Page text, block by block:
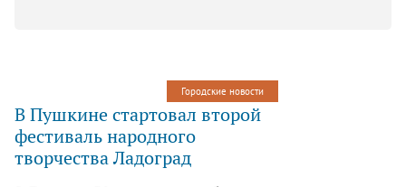
Городские новости
В Пушкине стартовал второй
фестиваль народного
творчества Ладоград